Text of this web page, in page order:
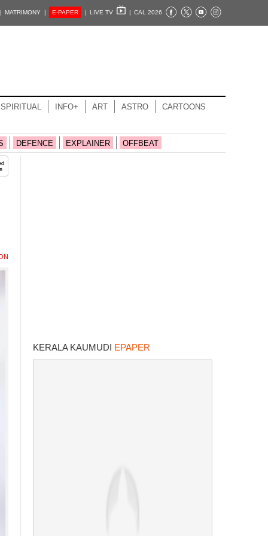
MATRIMONY | E-PAPER | LIVE TV | CAL 2026
SPIRITUAL INFO+ ART ASTRO CARTOONS
DEFENCE EXPLAINER OFFBEAT
KERALA KAUMUDI EPAPER